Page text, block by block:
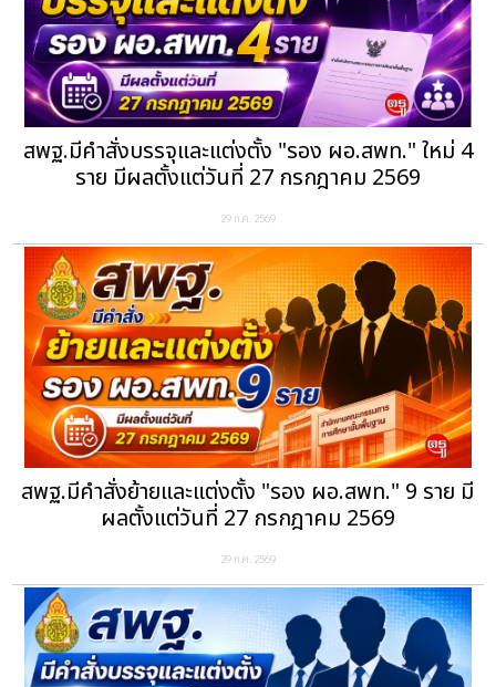
สพฐ.มีคำสั่งบรรจุและแต่งตั้ง "รอง ผอ.สพท." ใหม่ 4
ราย มีผลตั้งแต่วันที่ 27 กรกฎาคม 2569
29 ก.ค. 2569
สพฐ.มีคำสั่งย้ายและแต่งตั้ง "รอง ผอ.สพท." 9 ราย มี
ผลตั้งแต่วันที่ 27 กรกฎาคม 2569
29 ก.ค. 2569